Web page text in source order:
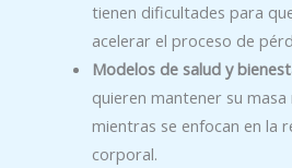
tienen dificultades para
acelerar el proceso de
Modelos de salud y
quieren mantener su
mientras se enfocan en la
corporal.